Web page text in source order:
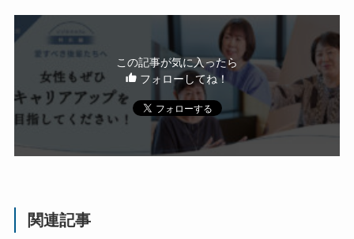
この記事が気に入ったら
フォローしてね！
関連記事